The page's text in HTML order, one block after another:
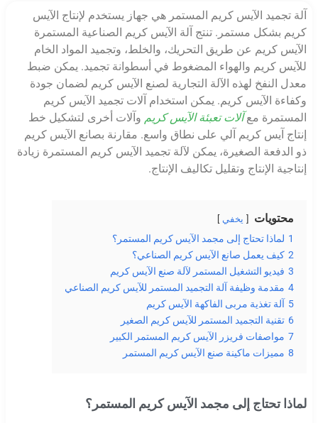
آلة تجميد الآيس كريم المستمر هي جهاز يستخدم لإنتاج الآيس
كريم بشكل مستمر. تنتج آلة الآيس كريم الصناعية المستمرة
الآيس كريم عن طريق التحريك، والخلط، وتجميد المواد الخام
للآيس كريم والهواء المضغوط في أسطوانة تجميد. يمكن ضبط
معدل النفخ لهذه الآلة التجارية لصنع الآيس كريم لضمان جودة
وكفاءة الآيس كريم. يمكن استخدام آلات تجميد الآيس كريم
المستمرة معآلات تعبئة الآيس كريم وآلات أخرى لتشكيل خط
إنتاج آيس كريم آلي على نطاق واسع. مقارنة بصانع الآيس كريم
ذو الدفعة الصغيرة، يمكن لآلة تجميد الآيس كريم المستمرة زيادة
إنتاجية الإنتاج وتقليل تكاليف الإنتاج.
محتويات يخفي
1 لماذا تحتاج إلى مجمد الآيس كريم المستمر؟
2 كيف يعمل صانع الآيس كريم الصناعي؟
3 فيديو التشغيل المستمر لآلة صنع الآيس كريم
4 مقدمة وظيفة آلة التجميد المستمر للآيس كريم الصناعي
5 آلة تغذية مربى الفاكهة الآيس كريم
6 تقنية التجميد المستمر للآيس كريم الصغير
7 مواصفات فريزر الآيس كريم المستمر الكبير
8 مميزات ماكينة صنع الآيس كريم المستمر
لماذا تحتاج إلى مجمد الآيس كريم المستمر؟